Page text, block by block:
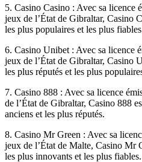
5. Casino Casino : Avec sa licence
jeux de l’État de Gibraltar, Casino
les plus populaires et les plus
6. Casino Unibet : Avec sa licence
jeux de l’État de Gibraltar, Casino
les plus réputés et les plus
7. Casino 888 : Avec sa licence
de l’État de Gibraltar, Casino 888
anciens et les plus réputés.
8. Casino Mr Green : Avec sa
jeux de l’État de Malte, Casino Mr
les plus innovants et les plus fiables.